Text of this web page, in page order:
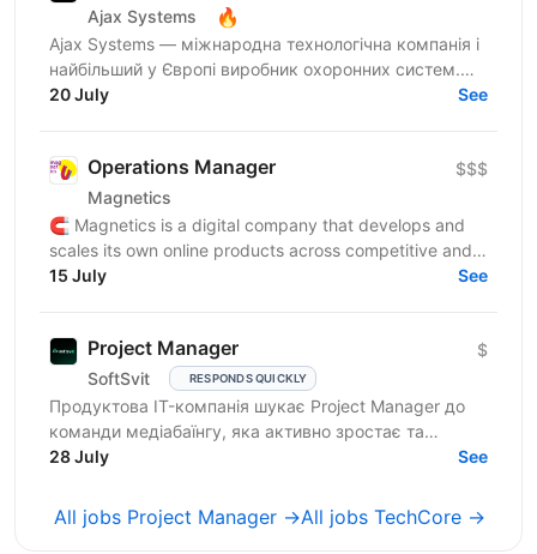
Ajax Systems 🔥
Ajax Systems — міжнародна технологічна компанія і
найбільший у Європі виробник охоронних систем.
Ми шукаємо спеціаліста до Prod Automation
20 July See
Operations Manager
Magnetics
$$$
🧲 Magnetics is a digital company that develops and
scales its own online products across competitive and
fast-paced markets. Founded in 2014, we rely on...
15 July See
Project Manager
SoftSvit RESPONDS QUICKLY
$
Продуктова IT-компанія шукає Project Manager до
команди медіабаїнгу, яка активно зростає та
масштабує рекламні проєкти на різних ринках.
28 July See
All jobs Project Manager →All jobs TechCore →